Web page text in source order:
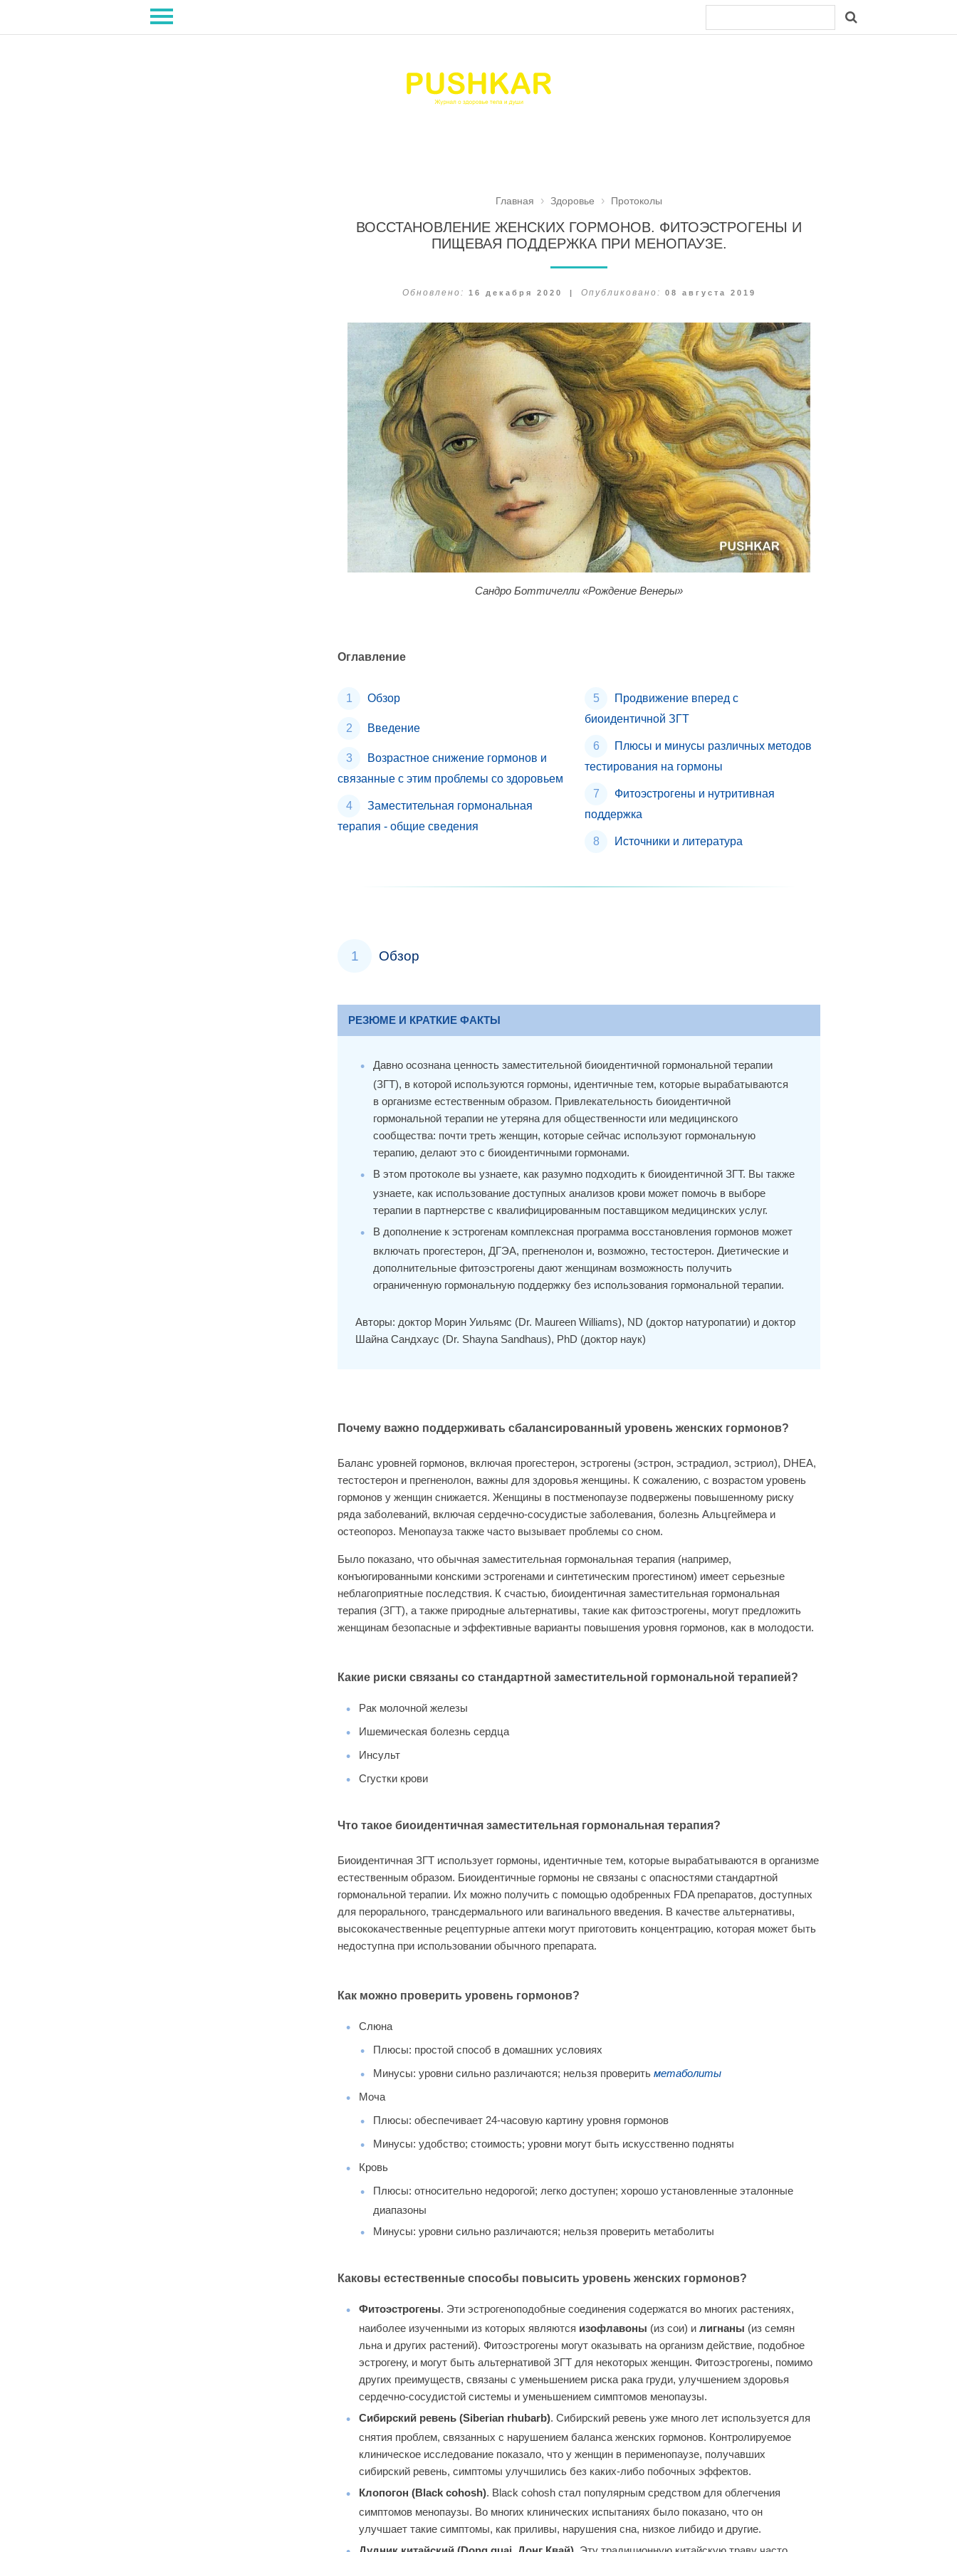
Главная Здоровье Протоколы
ВОССТАНОВЛЕНИЕ ЖЕНСКИХ ГОРМОНОВ. ФИТОЭСТРОГЕНЫ И
ПИЩЕВАЯ ПОДДЕРЖКА ПРИ МЕНОПАУЗЕ.
Обновлено: 16 декабря 2020 | Опубликовано: 08 августа 2019
Сандро Боттичелли «Рождение Венеры»
Оглавление
Обзор
Введение
Возрастное снижение гормонов и
связанные с этим проблемы со здоровьем
Заместительная гормональная
терапия - общие сведения
Продвижение вперед с
биоидентичной ЗГТ
Плюсы и минусы различных методов
тестирования на гормоны
Фитоэстрогены и нутритивная
поддержка
Источники и литература
1 Обзор
РЕЗЮМЕ И КРАТКИЕ ФАКТЫ
Давно осознана ценность заместительной биоидентичной гормональной терапии
(ЗГТ), в которой используются гормоны, идентичные тем, которые вырабатываются
в организме естественным образом. Привлекательность биоидентичной
гормональной терапии не утеряна для общественности или медицинского
сообщества: почти треть женщин, которые сейчас используют гормональную
терапию, делают это с биоидентичными гормонами.
В этом протоколе вы узнаете, как разумно подходить к биоидентичной ЗГТ. Вы также
узнаете, как использование доступных анализов крови может помочь в выборе
терапии в партнерстве с квалифицированным поставщиком медицинских услуг.
В дополнение к эстрогенам комплексная программа восстановления гормонов может
включать прогестерон, ДГЭА, прегненолон и, возможно, тестостерон. Диетические и
дополнительные фитоэстрогены дают женщинам возможность получить
ограниченную гормональную поддержку без использования гормональной терапии.
Авторы: доктор Морин Уильямс (Dr. Maureen Williams), ND (доктор натуропатии) и доктор
Шайна Сандхаус (Dr. Shayna Sandhaus), PhD (доктор наук)
Почему важно поддерживать сбалансированный уровень женских гормонов?
Баланс уровней гормонов, включая прогестерон, эстрогены (эстрон, эстрадиол, эстриол), DHEA,
тестостерон и прегненолон, важны для здоровья женщины. К сожалению, с возрастом уровень
гормонов у женщин снижается. Женщины в постменопаузе подвержены повышенному риску
ряда заболеваний, включая сердечно-сосудистые заболевания, болезнь Альцгеймера и
остеопороз. Менопауза также часто вызывает проблемы со сном.
Было показано, что обычная заместительная гормональная терапия (например,
конъюгированными конскими эстрогенами и синтетическим прогестином) имеет серьезные
неблагоприятные последствия. К счастью, биоидентичная заместительная гормональная
терапия (ЗГТ), а также природные альтернативы, такие как фитоэстрогены, могут предложить
женщинам безопасные и эффективные варианты повышения уровня гормонов, как в молодости.
Какие риски связаны со стандартной заместительной гормональной терапией?
Рак молочной железы
Ишемическая болезнь сердца
Инсульт
Сгустки крови
Что такое биоидентичная заместительная гормональная терапия?
Биоидентичная ЗГТ использует гормоны, идентичные тем, которые вырабатываются в организме
естественным образом. Биоидентичные гормоны не связаны с опасностями стандартной
гормональной терапии. Их можно получить с помощью одобренных FDA препаратов, доступных
для перорального, трансдермального или вагинального введения. В качестве альтернативы,
высококачественные рецептурные аптеки могут приготовить концентрацию, которая может быть
недоступна при использовании обычного препарата.
Как можно проверить уровень гормонов?
Слюна
Плюсы: простой способ в домашних условиях
Минусы: уровни сильно различаются; нельзя проверитьметаболиты
Моча
Плюсы: обеспечивает 24-часовую картину уровня гормонов
Минусы: удобство; стоимость; уровни могут быть искусственно подняты
Кровь
Плюсы: относительно недорогой; легко доступен; хорошо установленные эталонные
диапазоны
Минусы: уровни сильно различаются; нельзя проверить метаболиты
Каковы естественные способы повысить уровень женских гормонов?
Фитоэстрогены. Эти эстрогеноподобные соединения содержатся во многих растениях,
наиболее изученными из которых являются изофлавоны (из сои) илигнаны (из семян
льна и других растений). Фитоэстрогены могут оказывать на организм действие, подобное
эстрогену, и могут быть альтернативой ЗГТ для некоторых женщин. Фитоэстрогены, помимо
других преимуществ, связаны с уменьшением риска рака груди, улучшением здоровья
сердечно-сосудистой системы и уменьшением симптомов менопаузы.
Сибирский ревень (Siberian rhubarb). Сибирский ревень уже много лет используется для
снятия проблем, связанных с нарушением баланса женских гормонов. Контролируемое
клиническое исследование показало, что у женщин в перименопаузе, получавших
сибирский ревень, симптомы улучшились без каких-либо побочных эффектов.
Клопогон (Black cohosh). Black cohosh стал популярным средством для облегчения
симптомов менопаузы. Во многих клинических испытаниях было показано, что он
улучшает такие симптомы, как приливы, нарушения сна, низкое либидо и другие.